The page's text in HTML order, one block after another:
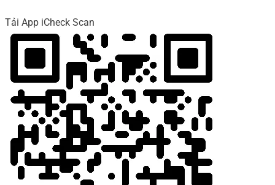
Tải App iCheck Scan